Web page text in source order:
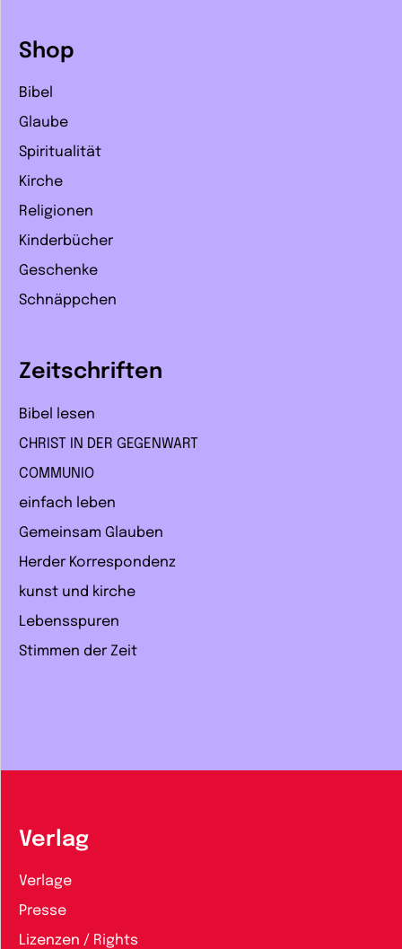
Shop
Bibel
Glaube
Spiritualität
Kirche
Religionen
Kinderbücher
Geschenke
Schnäppchen
Zeitschriften
Bibel lesen
CHRIST IN DER GEGENWART
COMMUNIO
einfach leben
Gemeinsam Glauben
Herder Korrespondenz
kunst und kirche
Lebensspuren
Stimmen der Zeit
Verlag
Verlage
Presse
Lizenzen / Rights